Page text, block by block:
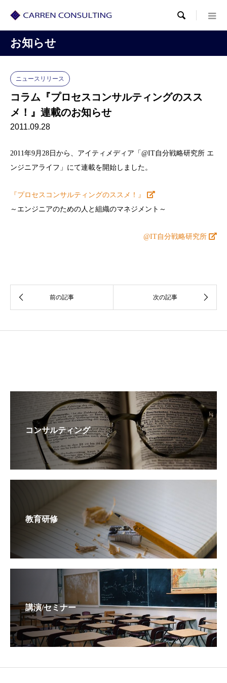

お知らせ
ニュースリリース
コラム『プロセスコンサルティングのスス
メ！』連載のお知らせ
2011.09.28
2011年9月28日から、アイティメディア「@IT自分戦略研究所 エ
ンジニアライフ」にて連載を開始しました。
『プロセスコンサルティングのススメ！』
～エンジニアのための人と組織のマネジメント～
@IT自分戦略研究所
コンサルティング
教育研修
講演/セミナー